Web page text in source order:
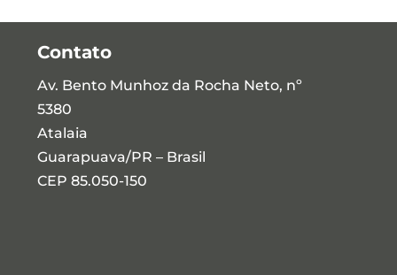
Contato
Av. Bento Munhoz da Rocha Neto, nº
5380
Atalaia
Guarapuava/PR – Brasil
CEP 85.050-150